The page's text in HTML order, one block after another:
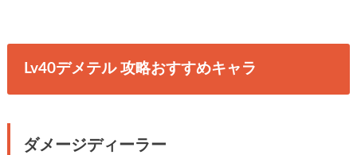
Lv40デメテル 攻略おすすめキャラ
ダメージディーラー